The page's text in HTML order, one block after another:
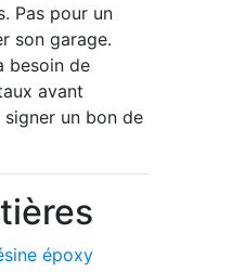
Pas pour un
son garage.
besoin de
avant
un bon de
époxy